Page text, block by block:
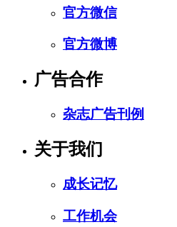
官方微信
官方微博
广告合作
杂志广告刊例
关于我们
成长记忆
工作机会